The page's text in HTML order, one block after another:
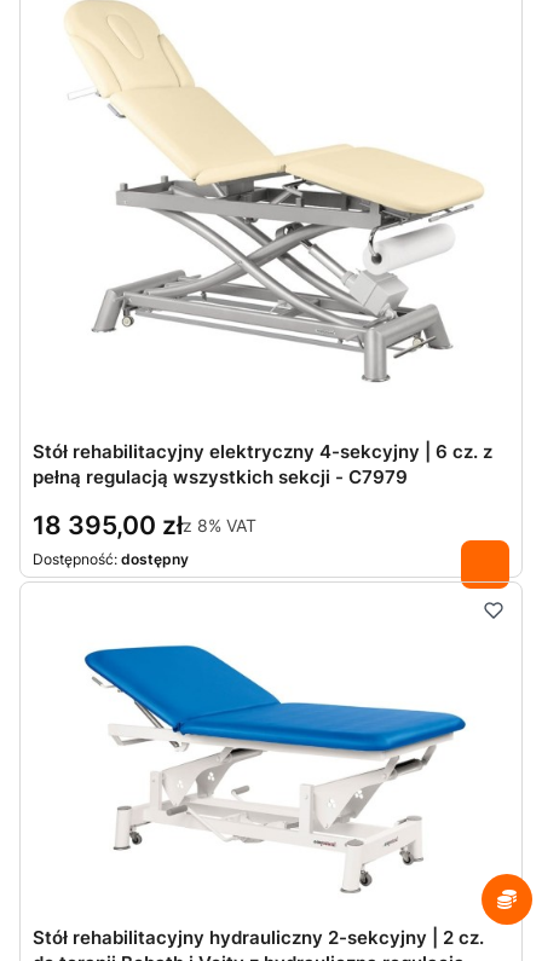
Stół rehabilitacyjny elektryczny 4-sekcyjny | 6 cz. z
pełną regulacją wszystkich sekcji - C7979
18 395,00 złz 8% VAT
Dostępność: dostępny
Stół rehabilitacyjny hydrauliczny 2-sekcyjny | 2 cz.